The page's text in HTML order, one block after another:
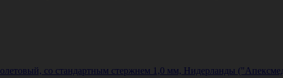
cо стандартным стержнем 1,0 мм, Нидерланды